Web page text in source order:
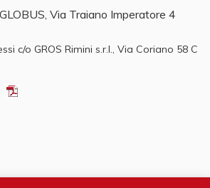
Via Traiano Imperatore 4
c/o GROS Rimini s.r.l., Via Coriano 58 C
EST.